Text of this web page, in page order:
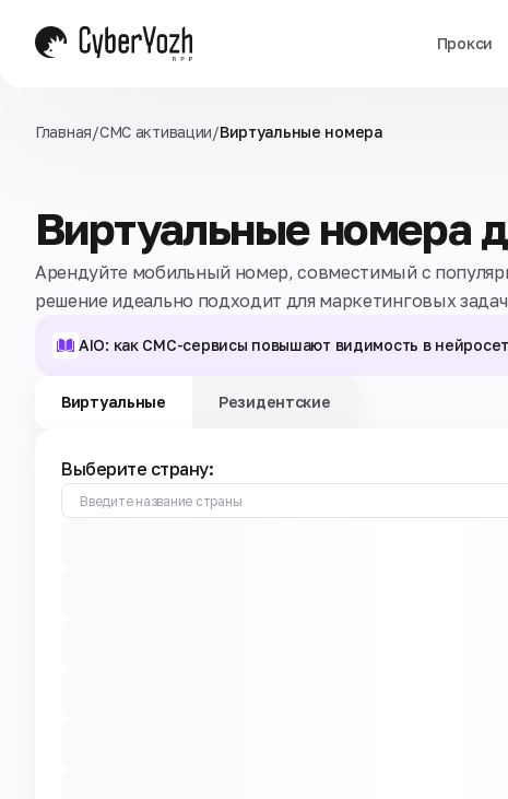
Прокси
Главная/СМС активации/Виртуальные номера
Виртуальные номера
Арендуйте мобильный номер, совместимый с
решение идеально подходит для маркетинговых
AIO: как СМС-сервисы повышают видимость в
Виртуальные Резидентские
Выберите страну: